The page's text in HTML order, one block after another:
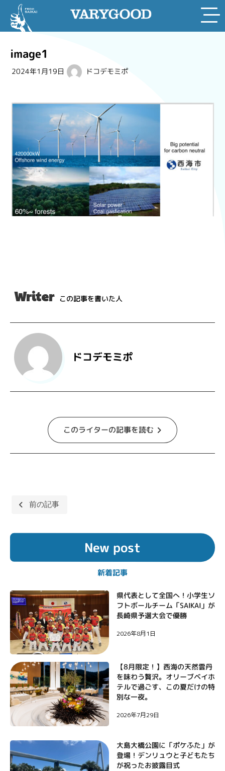
content
image1
2024年1月19日 ドコデモミポ
Writer この記事を書いた人
ドコデモミポ
このライターの記事を読む
投
ナ
ゲ
シ
ョ
ン
前の記事
New post
新着記事
県代表として全国へ！小学生ソ
フトボールチーム「SAIKAI」が
長崎県予選大会で優勝
2026年8月1日
【8月限定！】西海の天然雲丹
を味わう贅沢。オリーブベイホ
テルで過ごす、この夏だけの特
別な一夜。
2026年7月29日
大島大橋公園に「ポケふた」が
登場！デンリュウと子どもたち
が祝ったお披露目式